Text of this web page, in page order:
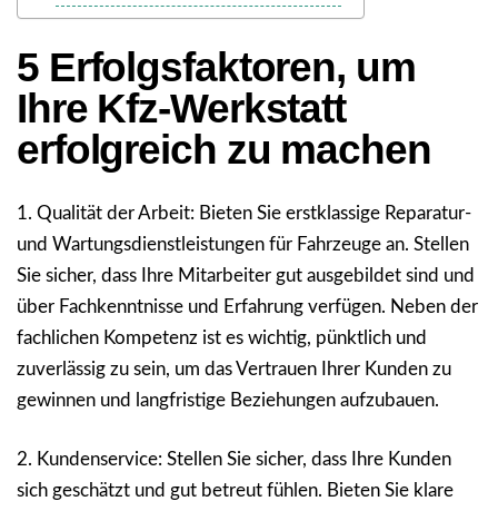
5 Erfolgsfaktoren, um
Ihre Kfz-Werkstatt
erfolgreich zu machen
1. Qualität der Arbeit: Bieten Sie erstklassige Reparatur-
und Wartungsdienstleistungen für Fahrzeuge an. Stellen
Sie sicher, dass Ihre Mitarbeiter gut ausgebildet sind und
über Fachkenntnisse und Erfahrung verfügen. Neben der
fachlichen Kompetenz ist es wichtig, pünktlich und
zuverlässig zu sein, um das Vertrauen Ihrer Kunden zu
gewinnen und langfristige Beziehungen aufzubauen.
2. Kundenservice: Stellen Sie sicher, dass Ihre Kunden
sich geschätzt und gut betreut fühlen. Bieten Sie klare